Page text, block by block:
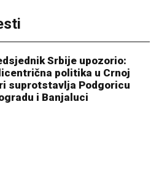
Srbije upozorio:
politika u Crnoj
suprotstavlja Podgoricu
i Banjaluci